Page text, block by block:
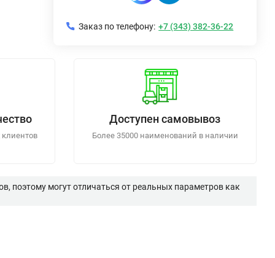
Заказ по телефону: +7 (343) 382-36-22
Доступен самовывоз
Более 35000 наименований в наличии
поэтому могут отличаться от реальных параметров как